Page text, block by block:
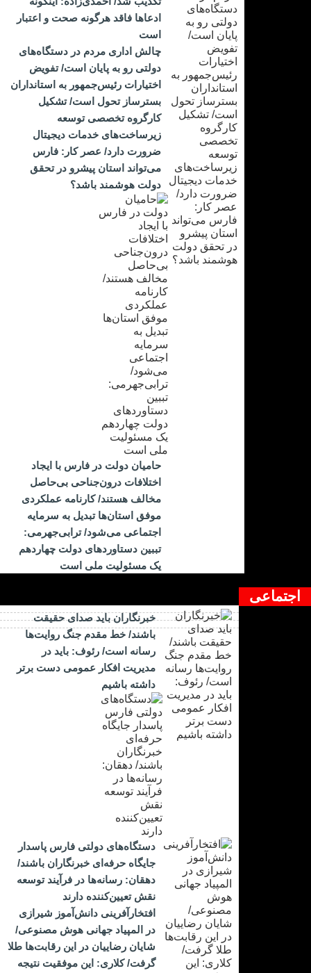
ادعاها فاقد هرگونه صحت و اعتبار
است
چالش اداری مردم در دستگاه‌های
دولتی رو به پایان است/ تفویض
اختیارات رئیس‌جمهور به استانداران
بسترساز تحول است/ تشکیل
کارگروه تخصصی توسعه
زیرساخت‌های خدمات دیجیتال
ضرورت دارد/ عصر کار: فارس
می‌تواند استان پیشرو در تحقق
دولت هوشمند باشد؟
حامیان دولت در فارس با ایجاد
اختلافات درون‌جناحی بی‌حاصل
مخالف هستند/ کارنامه عملکردی
موفق استان‌ها تبدیل به سرمایه
اجتماعی می‌شود/ ترابی‌جهرمی:
تببین دستاوردهای دولت چهاردهم
یک مسئولیت ملی است
اجتماعی
خبرنگاران باید صدای حقیقت
باشند/ خط مقدم جنگ روایت‌ها
رسانه است/ رئوف: باید در
مدیریت افکار عمومی دست برتر
داشته باشیم
دستگاه‌های دولتی فارس پاسدار
جایگاه حرفه‌ای خبرنگاران باشند/
دهقان: رسانه‌ها در فرآیند توسعه
نقش تعیین‌کننده دارند
افتخارآفرینی دانش‌آموز شیرازی
در المپیاد جهانی هوش مصنوعی/
شایان رضاییان در این رقابت‌ها طلا
گرفت/ کلاری: این موفقیت نتیجه